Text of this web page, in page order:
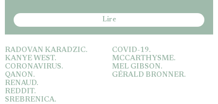
Lire
RADOVAN KARADZIC.
KANYE WEST.
CORONAVIRUS.
QANON.
RENAUD.
REDDIT.
SREBRENICA.
COVID-19.
MCCARTHYSME.
MEL GIBSON.
GÉRALD BRONNER.